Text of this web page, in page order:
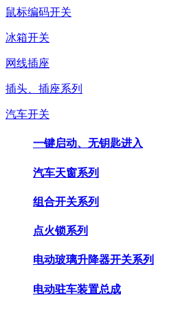
鼠标编码开关
冰箱开关
网线插座
插头、插座系列
汽车开关
一键启动、无钥匙进入
汽车天窗系列
组合开关系列
点火锁系列
电动玻璃升降器开关系列
电动驻车装置总成